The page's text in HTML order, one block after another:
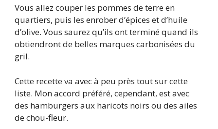
Vous allez couper les pommes de terre en
quartiers, puis les enrober d’épices et d’huile
d’olive. Vous saurez qu’ils ont terminé quand ils
obtiendront de belles marques carbonisées du
gril.
Cette recette va avec à peu près tout sur cette
liste. Mon accord préféré, cependant, est avec
des hamburgers aux haricots noirs ou des ailes
de chou-fleur.